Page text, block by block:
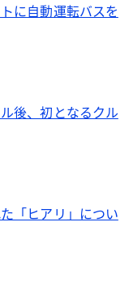
に自動運転バスを
後、初となるクル
「ヒアリ」につい